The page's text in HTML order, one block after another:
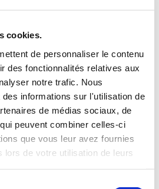
cookies.
de personnaliser le contenu
des fonctionnalités relatives aux
notre trafic. Nous
des informations sur l'utilisation de
de médias sociaux, de
peuvent combiner celles-ci
que vous leur avez fournies
lors de votre utilisation de leurs
bagels grillés et garnir de
par la cheffe Erica
la saison 9 de Top Chef